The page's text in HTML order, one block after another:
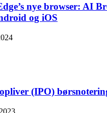
nye browser: AI
og iOS
(IPO)